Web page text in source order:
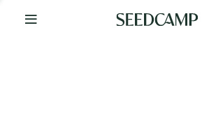
Your